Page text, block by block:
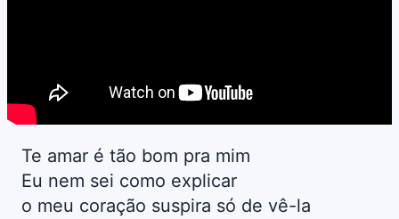
Te amar é tão bom pra mim
Eu nem sei como explicar
o meu coração suspira só de vê-la